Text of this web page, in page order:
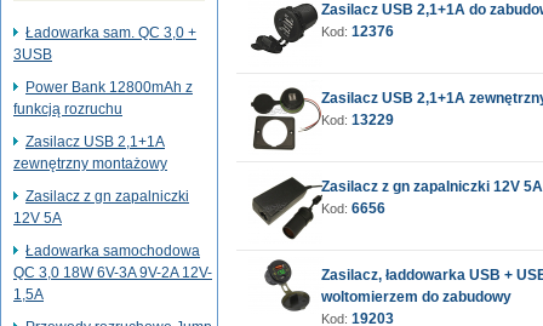
Ładowarka sam. QC 3,0 +
3USB
Power Bank 12800mAh z
funkcją rozruchu
Zasilacz USB 2,1+1A
zewnętrzny montażowy
Zasilacz z gn zapalniczki
12V 5A
Ładowarka samochodowa
QC 3,0 18W 6V-3A 9V-2A 12V-
1,5A
Zasilacz USB 2,1+1A do
Kod: 12376
Zasilacz USB 2,1+1A
Kod: 13229
Zasilacz z gn zapalniczki 12V 5A
Kod: 6656
Zasilacz, ładdowarka USB +
woltomierzem do zabudowy
Kod: 19203